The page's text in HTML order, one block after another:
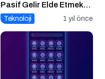
Pasif Gelir Elde Etmek
Artık Mümkün
Teknoloji 1 yıl önce